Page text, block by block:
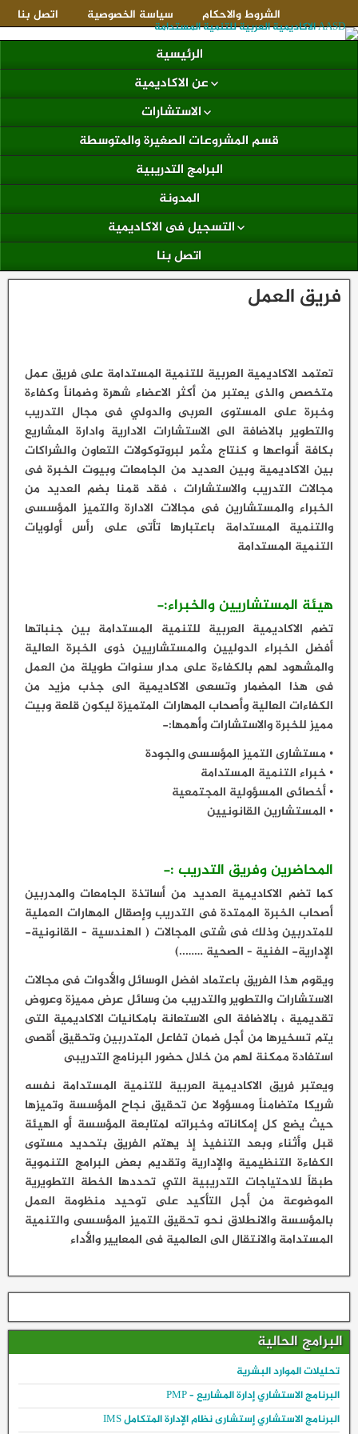
الشروط والاحكام سياسة الخصوصية اتصل بنا
الرئيسية
عن الاكاديمية
الاستشارات
قسم المشروعات الصغيرة والمتوسطة
البرامج التدريبية
المدونة
التسجيل فى الاكاديمية
اتصل بنا
فريق العمل
تعتمد الاكاديمية العربية للتنمية المستدامة على فريق عمل
متخصص والذى يعتبر من أكثر الاعضاء شهرة وضماناً وكفاءة
وخبرة على المستوى العربى والدولي فى مجال التدريب
والتطوير بالاضافة الى الاستشارات الادارية وادارة المشاريع
بكافة أنواعها و كنتاج مثمر لبروتوكولات التعاون والشراكات
بين الاكاديمية وبين العديد من الجامعات وبيوت الخبرة فى
مجالات التدريب والاستشارات ، فقد قمنا بضم العديد من
الخبراء والمستشارين فى مجالات الادارة والتميز المؤسسى
والتنمية المستدامة باعتبارها تأتى على رأس أولويات
التنمية المستدامة
هيئة المستشاريين والخبراء:-
تضم الاكاديمية العربية للتنمية المستدامة بين جنباتها
أفضل الخبراء الدوليين والمستشاريين ذوى الخبرة العالية
والمشهود لهم بالكفاءة على مدار سنوات طويلة من العمل
فى هذا المضمار وتسعى الاكاديمية الى جذب مزيد من
الكفاءات العالية وأصحاب المهارات المتميزة ليكون قلعة وبيت
مميز للخبرة والاستشارات وأهمها:-
• مستشارى التميز المؤسسى والجودة
• خبراء التنمية المستدامة
• أخصائى المسؤولية المجتمعية
• المستشارين القانونيين
المحاضرين وفريق التدريب :-
كما تضم الاكاديمية العديد من أساتذة الجامعات والمدربين
أصحاب الخبرة الممتدة فى التدريب وإصقال المهارات العملية
للمتدربين وذلك فى شتى المجالات ( الهندسية – القانونية-
الإدارية- الفنية – الصحية ……..)
ويقوم هذا الفريق باعتماد افضل الوسائل والأدوات فى مجالات
الاستشارات والتطوير والتدريب من وسائل عرض مميزة وعروض
تقديمية ، بالاضافة الى الاستعانة بامكانيات الاكاديمية التى
يتم تسخيرها من أجل ضمان تفاعل المتدربين وتحقيق أقصى
استفادة ممكنة لهم من خلال حضور البرنامج التدريبى
ويعتبر فريق الاكاديمية العربية للتنمية المستدامة نفسه
شريكا متضامناً ومسؤولا عن تحقيق نجاح المؤسسة وتميزها
حيث يضع كل إمكاناته وخبراته لمتابعة المؤسسة أو الهيئة
قبل وأثناء وبعد التنفيذ إذ يهتم الفريق بتحديد مستوى
الكفاءة التنظيمية والإدارية وتقديم بعض البرامج التنموية
طبقاً للاحتياجات التدريبية التي تحددها الخطة التطويرية
الموضوعة من أجل التأكيد على توحيد منظومة العمل
بالمؤسسة والانطلاق نحو تحقيق التميز المؤسسى والتنمية
المستدامة والانتقال الى العالمية فى المعايير والأداء
البرامج الحالية
تحليلات الموارد البشرية
البرنامج الاستشاري إدارة المشاريع – PMP
البرنامج الاستشاري إستشارى نظام الإدارة المتكامل IMS